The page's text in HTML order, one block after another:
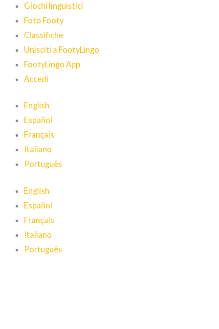
Giochi linguistici
Foto Footy
Classifiche
Unisciti a FootyLingo
FootyLingo App
Accedi
English
Español
Français
Italiano
Português
English
Español
Français
Italiano
Português